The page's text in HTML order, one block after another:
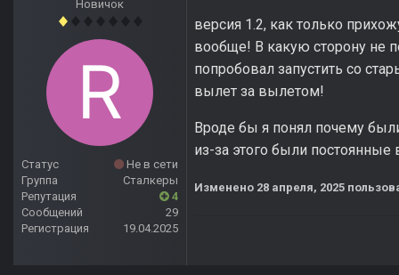
Новичок
Статус
Не в сети
Группа
Сталкеры
Репутация
4
Сообщений
29
Регистрация
19.04.2025
версия 1.2, как только
вообще! В какую сторону не
попробовал запустить со
вылет за вылетом!
Вроде бы я понял почему
из-за этого были
Изменено 28 апреля, 2025